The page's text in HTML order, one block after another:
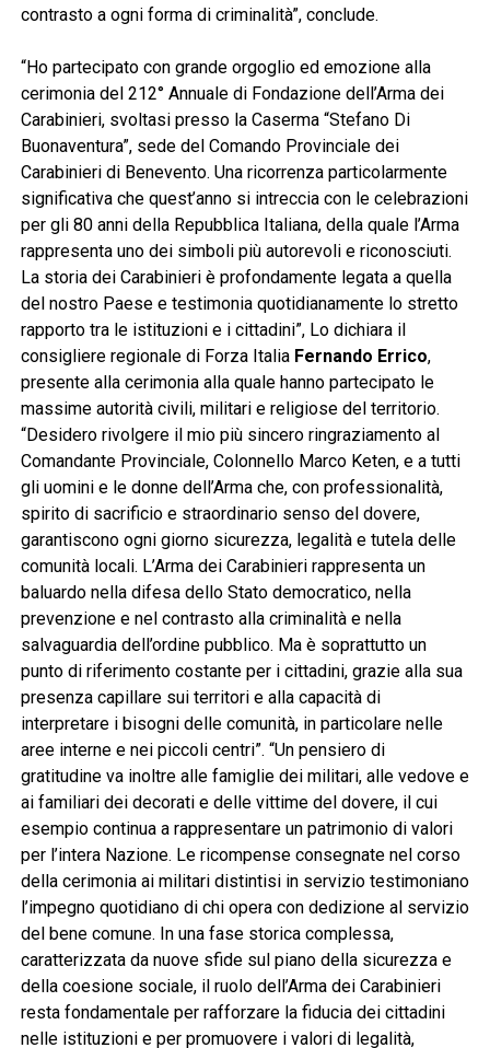
contrasto a ogni forma di criminalità”, conclude.
“Ho partecipato con grande orgoglio ed emozione alla
cerimonia del 212° Annuale di Fondazione dell’Arma dei
Carabinieri, svoltasi presso la Caserma “Stefano Di
Buonaventura”, sede del Comando Provinciale dei
Carabinieri di Benevento. Una ricorrenza particolarmente
significativa che quest’anno si intreccia con le celebrazioni
per gli 80 anni della Repubblica Italiana, della quale l’Arma
rappresenta uno dei simboli più autorevoli e riconosciuti.
La storia dei Carabinieri è profondamente legata a quella
del nostro Paese e testimonia quotidianamente lo stretto
rapporto tra le istituzioni e i cittadini”, Lo dichiara il
consigliere regionale di Forza Italia Fernando Errico,
presente alla cerimonia alla quale hanno partecipato le
massime autorità civili, militari e religiose del territorio.
“Desidero rivolgere il mio più sincero ringraziamento al
Comandante Provinciale, Colonnello Marco Keten, e a tutti
gli uomini e le donne dell’Arma che, con professionalità,
spirito di sacrificio e straordinario senso del dovere,
garantiscono ogni giorno sicurezza, legalità e tutela delle
comunità locali. L’Arma dei Carabinieri rappresenta un
baluardo nella difesa dello Stato democratico, nella
prevenzione e nel contrasto alla criminalità e nella
salvaguardia dell’ordine pubblico. Ma è soprattutto un
punto di riferimento costante per i cittadini, grazie alla sua
presenza capillare sui territori e alla capacità di
interpretare i bisogni delle comunità, in particolare nelle
aree interne e nei piccoli centri”. “Un pensiero di
gratitudine va inoltre alle famiglie dei militari, alle vedove e
ai familiari dei decorati e delle vittime del dovere, il cui
esempio continua a rappresentare un patrimonio di valori
per l’intera Nazione. Le ricompense consegnate nel corso
della cerimonia ai militari distintisi in servizio testimoniano
l’impegno quotidiano di chi opera con dedizione al servizio
del bene comune. In una fase storica complessa,
caratterizzata da nuove sfide sul piano della sicurezza e
della coesione sociale, il ruolo dell’Arma dei Carabinieri
resta fondamentale per rafforzare la fiducia dei cittadini
nelle istituzioni e per promuovere i valori di legalità,